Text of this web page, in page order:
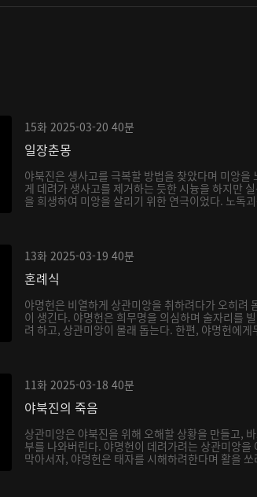
15화 2025-03-20 40분
일장춘몽
야북진은 생사고를 극복할 방법을 찾았다며 미앙을
게 데려가 생사고를 제거하는 듯한 시늉을 하지만
을 희생하여 미앙을 살리기 위한 연극이었다. 노독
13화 2025-03-19 40분
혼례식
야명헌은 비열하게 상관미앙을 취하려다가 오히려
이 생긴다. 야명헌은 희무명을 의심하며 술자리를
려 하고, 상관미앙이 몰래 돕는다. 한편, 야명헌에게
11화 2025-03-18 40분
야북진의 죽음
상관미앙은 야북진을 위해 오해할 상황을 만들고,
부를 나와버린다. 야명헌이 데려가려는 상관미앙을
막아서자, 야명헌은 태자를 시해하려한다며 활을